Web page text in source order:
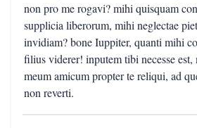
non pro me rogavi? mihi quisquam
supplicia liberorum, mihi neglectae
invidiam? bone Iuppiter, quanti mihi
filius viderer! inputem tibi necesse est,
meum amicum propter te reliqui, ad
non reverti.